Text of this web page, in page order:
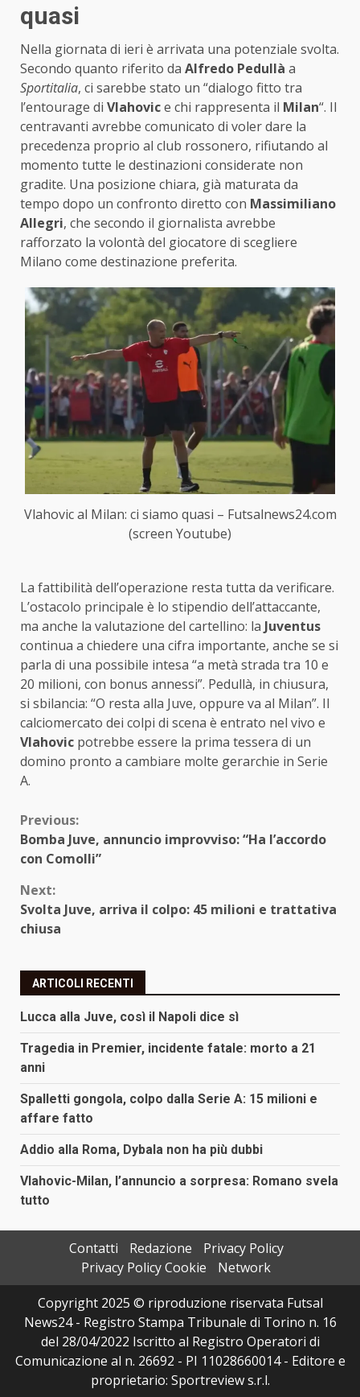
quasi
Nella giornata di ieri è arrivata una potenziale svolta.
Secondo quanto riferito da Alfredo Pedullà a
Sportitalia, ci sarebbe stato un “dialogo fitto tra
l’entourage di Vlahovice chi rappresenta il Milan“. Il
centravanti avrebbe comunicato di voler dare la
precedenza proprio al club rossonero, rifiutando al
momento tutte le destinazioni considerate non
gradite. Una posizione chiara, già maturata da
tempo dopo un confronto diretto con Massimiliano
Allegri, che secondo il giornalista avrebbe
rafforzato la volontà del giocatore di scegliere
Milano come destinazione preferita.
Vlahovic al Milan: ci siamo quasi – Futsalnews24.com
(screen Youtube)
La fattibilità dell’operazione resta tutta da verificare.
L’ostacolo principale è lo stipendio dell’attaccante,
ma anche la valutazione del cartellino: la Juventus
continua a chiedere una cifra importante, anche se si
parla di una possibile intesa “a metà strada tra 10 e
20 milioni, con bonus annessi”. Pedullà, in chiusura,
si sbilancia: “O resta alla Juve, oppure va al Milan”. Il
calciomercato dei colpi di scena è entrato nel vivo e
Vlahovic potrebbe essere la prima tessera di un
domino pronto a cambiare molte gerarchie in Serie
A.
Continue
Reading
Previous:
Bomba Juve, annuncio improvviso: “Ha l’accordo
con Comolli”
Next:
Svolta Juve, arriva il colpo: 45 milioni e trattativa
chiusa
ARTICOLI RECENTI
Lucca alla Juve, così il Napoli dice sì
Tragedia in Premier, incidente fatale: morto a 21
anni
Spalletti gongola, colpo dalla Serie A: 15 milioni e
affare fatto
Addio alla Roma, Dybala non ha più dubbi
Vlahovic-Milan, l’annuncio a sorpresa: Romano svela
tutto
Contatti Redazione
Privacy Policy
Privacy Policy Cookie
Network
Copyright 2025 © riproduzione riservata Futsal
News24 - Registro Stampa Tribunale di Torino n. 16
del 28/04/2022 Iscritto al Registro Operatori di
Comunicazione al n. 26692 - PI 11028660014 - Editore e
proprietario: Sportreview s.r.l.